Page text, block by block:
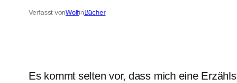
Verfasst vonWolfinBücher
Es kommt selten vor, dass mich eine